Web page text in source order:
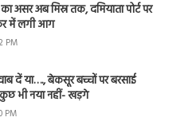
असर अब मिस्र तक, दमियाता पोर्ट पर
में लगी आग
PM
दें या…., बेकसूर बच्चों पर बरसाई
भी नया नहीं- खड़गे
PM